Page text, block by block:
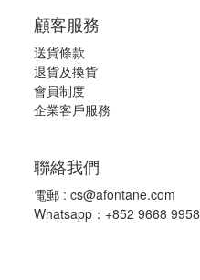
顧客服務
送貨條款
退貨及換貨
會員制度
企業客戶服務
聯絡我們
電郵 : cs@afontane.com
Whatsapp：+852 9668 9958